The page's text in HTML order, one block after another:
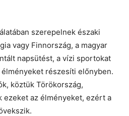
szerepelnek északi
vagy Finnország, a magyar
napsütést, a vízi sportokat
részesíti előnyben.
köztük Törökország,
ezeket az élményeket, ezért a